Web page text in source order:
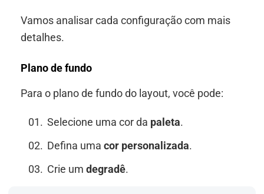
Vamos analisar cada configuração com mais
detalhes.
Plano de fundo
Para o plano de fundo do layout, você pode:
Selecione uma cor da paleta.
Defina uma cor personalizada.
Crie um degradê.